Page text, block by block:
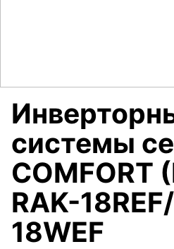
системы
COMFORT
RAK-
18WEF